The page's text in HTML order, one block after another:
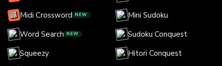
Midi Crossword NEW
Word Search NEW
Squeezy
Mini Sudoku
Sudoku Conquest
Hitori Conquest